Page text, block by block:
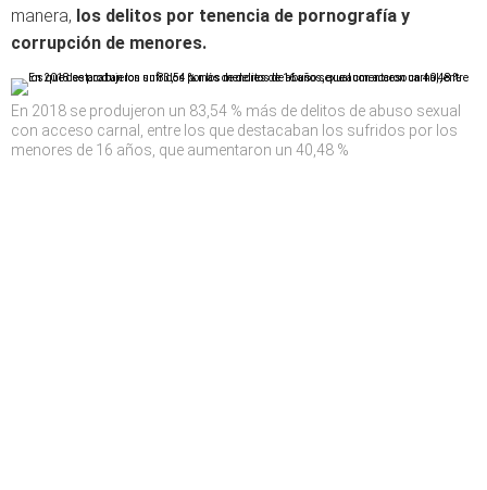
manera, los delitos por tenencia de pornografía y
corrupción de menores.
En 2018 se produjeron un 83,54 % más de delitos de abuso sexual
con acceso carnal, entre los que destacaban los sufridos por los
menores de 16 años, que aumentaron un 40,48 %